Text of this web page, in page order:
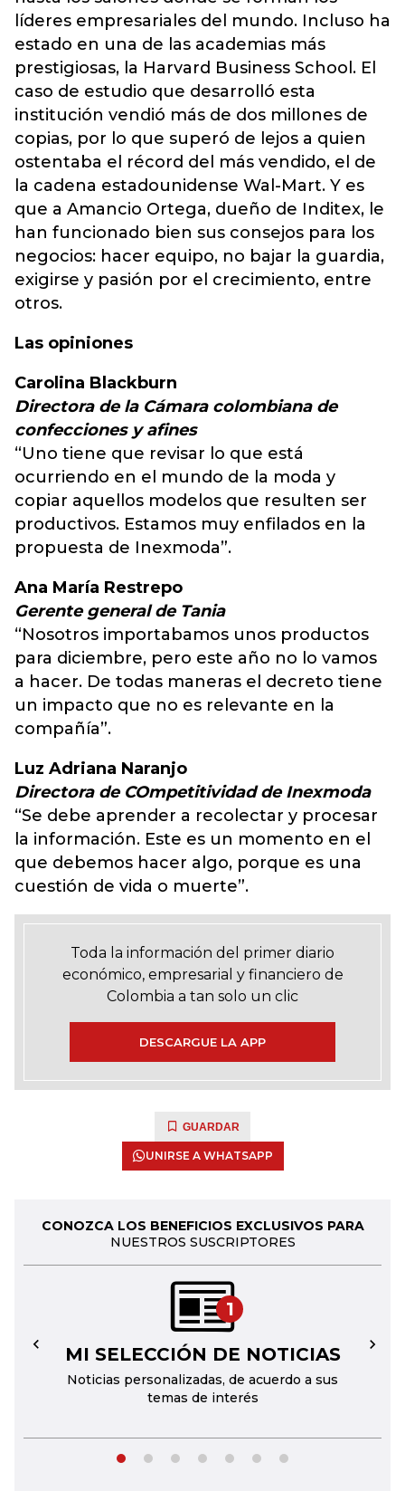
líderes empresariales del mundo. Incluso ha
estado en una de las academias más
prestigiosas, la Harvard Business School. El
caso de estudio que desarrolló esta
institución vendió más de dos millones de
copias, por lo que superó de lejos a quien
ostentaba el récord del más vendido, el de
la cadena estadounidense Wal-Mart. Y es
que a Amancio Ortega, dueño de Inditex, le
han funcionado bien sus consejos para los
negocios: hacer equipo, no bajar la guardia,
exigirse y pasión por el crecimiento, entre
otros.
Las opiniones
Carolina Blackburn
Directora de la Cámara colombiana de
confecciones y afines
“Uno tiene que revisar lo que está
ocurriendo en el mundo de la moda y
copiar aquellos modelos que resulten ser
productivos. Estamos muy enfilados en la
propuesta de Inexmoda”.
Ana María Restrepo
Gerente general de Tania
“Nosotros importabamos unos productos
para diciembre, pero este año no lo vamos
a hacer. De todas maneras el decreto tiene
un impacto que no es relevante en la
compañía”.
Luz Adriana Naranjo
Directora de COmpetitividad de Inexmoda
“Se debe aprender a recolectar y procesar
la información. Este es un momento en el
que debemos hacer algo, porque es una
cuestión de vida o muerte”.
Toda la información del primer diario
económico, empresarial y financiero de
Colombia a tan solo un clic
DESCARGUE LA APP
GUARDAR
UNIRSE A WHATSAPP
CONOZCA LOS BENEFICIOS EXCLUSIVOS PARA
NUESTROS SUSCRIPTORES
1
MI SELECCIÓN DE NOTICIAS
Noticias personalizadas, de acuerdo a sus
temas de interés
← →